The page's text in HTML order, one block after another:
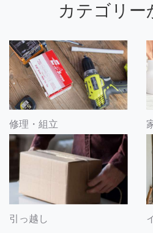
カテゴリー
修理・組立
引っ越し